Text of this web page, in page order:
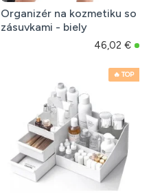
Organizér na kozmetiku so
zásuvkami - biely
46,02 €
🔥 TOP